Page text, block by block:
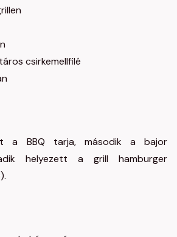
csirkemellfilé
a BBQ tarja, második a bajor
helyezett a grill hamburger